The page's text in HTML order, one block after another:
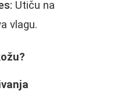
Utiču na
vlagu.